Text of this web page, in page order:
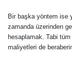
Bir başka yöntem ise
zamanda üzerinden
hesaplamak. Tabi
maliyetleri de